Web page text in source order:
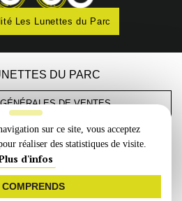
Les Lunettes du Parc
DU PARC
DE VENTES
LÉGALES
PMP CONCEPT
sur ce site, vous acceptez
réaliser des statistiques de visite.
d'infos